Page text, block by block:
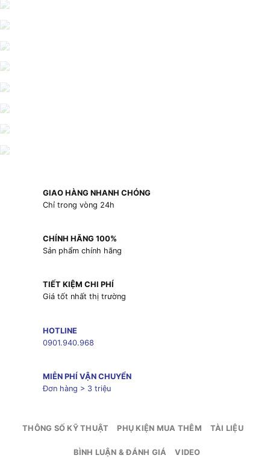
GIAO HÀNG NHANH CHÓNG
Chỉ trong vòng 24h
CHÍNH HÃNG 100%
Sản phẩm chính hãng
TIẾT KIỆM CHI PHÍ
Giá tốt nhất thị trường
HOTLINE
0901.940.968
MIỄN PHÍ VẬN CHUYỂN
Đơn hàng > 3 triệu
THÔNG SỐ KỸ THUẬT PHỤ KIỆN MUA THÊM TÀI LIỆU
BÌNH LUẬN & ĐÁNH GIÁ VIDEO